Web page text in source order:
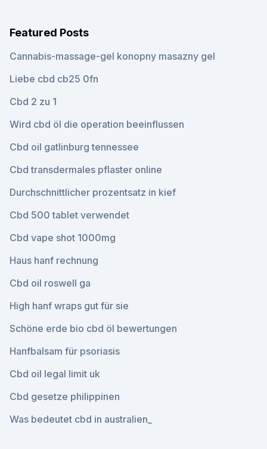
Featured Posts
Cannabis-massage-gel konopny masazny gel
Liebe cbd cb25 0fn
Cbd 2 zu 1
Wird cbd öl die operation beeinflussen
Cbd oil gatlinburg tennessee
Cbd transdermales pflaster online
Durchschnittlicher prozentsatz in kief
Cbd 500 tablet verwendet
Cbd vape shot 1000mg
Haus hanf rechnung
Cbd oil roswell ga
High hanf wraps gut für sie
Schöne erde bio cbd öl bewertungen
Hanfbalsam für psoriasis
Cbd oil legal limit uk
Cbd gesetze philippinen
Was bedeutet cbd in australien_